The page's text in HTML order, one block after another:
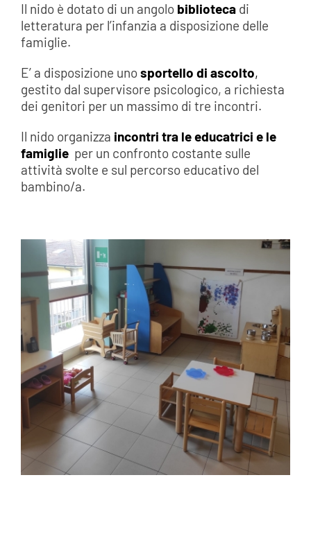
Il nido è dotato di un angolo bibliotecadi
letteratura per l’infanzia a disposizione delle
famiglie.
E’ a disposizione uno sportello di ascolto,
gestito dal supervisore psicologico, a richiesta
dei genitori per un massimo di tre incontri.
Il nido organizza incontri tra le educatrici e le
famiglieper un confronto costante sulle
attività svolte e sul percorso educativo del
bambino/a.